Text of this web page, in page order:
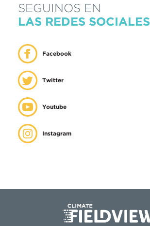
SEGUINOS EN
LAS REDES SOCIALES
Facebook
Twitter
Youtube
Instagram